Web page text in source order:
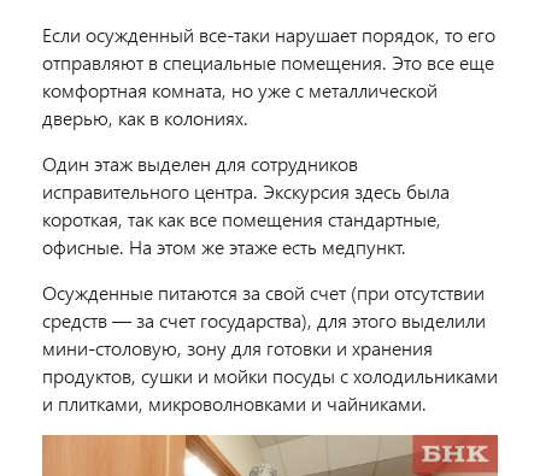
Если осужденный все-таки нарушает порядок, то его
отправляют в специальные помещения. Это все еще
комфортная комната, но уже с металлической
дверью, как в колониях.
Один этаж выделен для сотрудников
исправительного центра. Экскурсия здесь была
короткая, так как все помещения стандартные,
офисные. На этом же этаже есть медпункт.
Осужденные питаются за свой счет (при отсутствии
средств — за счет государства), для этого выделили
мини-столовую, зону для готовки и хранения
продуктов, сушки и мойки посуды с холодильниками
и плитками, микроволновками и чайниками.